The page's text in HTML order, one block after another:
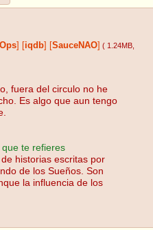
iqdb SauceNAO ( 1.24MB
fuera del circulo no he
Es algo que aun tengo
te refieres
historias escritas por
de los Sueños. Son
la influencia de los